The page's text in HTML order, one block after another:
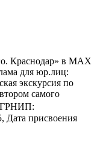
Краснодар» в МАХ
для юр.лиц:
экскурсия по
самого
Дата присвоения